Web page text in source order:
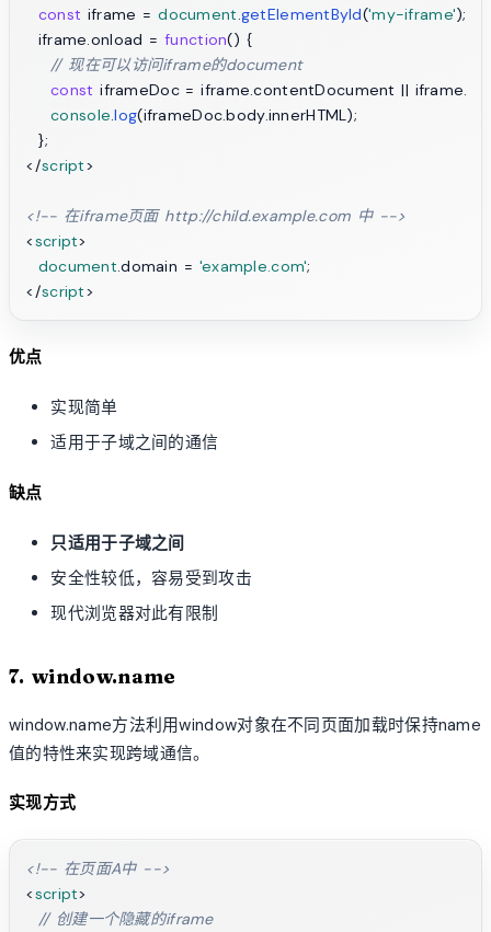
const iframe = document.getElementById('my-iframe');
  iframe.
onload = function() {
// 现在可以访问iframe的document
const iframeDoc = iframe.contentDocument || iframe.
console.log(iframeDoc.body.innerHTML);
</script>
<!-- 在iframe页面 http://child.example.com 中 -->
<script>
document.domain = 'example.com'
</script>
优点
实现简单
适用于子域之间的通信
缺点
只适用于子域之间
安全性较低，容易受到攻击
现代浏览器对此有限制
7. window.name
window.name方法利用window对象在不同页面加载时保持name
值的特性来实现跨域通信。
实现方式
<!-- 在页面A中 -->
<script>
// 创建一个隐藏的iframe